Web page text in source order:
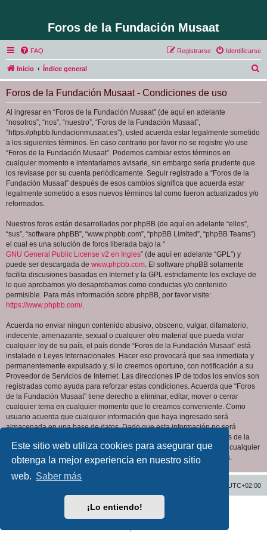
Este sitio web utiliza cookies para asegurar que
obtenga la mejor experiencia en nuestro sitio
web. Saber más
¡Lo entiendo!
Foros de la Fundación Musaat
FAQ Identificarse
Registrarse
Inicio Índice general
u
Foros de la Fundación Musaat - Condiciones de uso
Al ingresar en “Foros de la Fundación Musaat” (de aquí en adelante
“nosotros”, “nos”, “nuestro”, “Foros de la Fundación Musaat”,
“https://phpbb.fundacionmusaat.es”), usted acuerda estar legalmente sometido
a los siguientes términos. En caso contrario por favor no se registre y/o use
“Foros de la Fundación Musaat”. Podemos cambiar estos términos en
cualquier momento e intentaríamos avisarle, sin embargo sería prudente que
los revisase por su cuenta periódicamente. Seguir registrado a “Foros de la
Fundación Musaat” después de esos cambios significa que acuerda estar
legalmente sometido a esos nuevos términos tal como fueron actualizados y/o
reformados.
Nuestros foros están desarrollados por phpBB (de aquí en adelante “ellos”,
“sus”, “software phpBB”, “www.phpbb.com”, “phpBB Limited”, “phpBB Teams”)
el cual es una solución de foros liberada bajo la “
GNU General Public License v2 en Ingles” (de aquí en adelante “GPL”) y
puede ser descargada de www.phpbb.com. El software phpBB solamente
facilita discusiones basadas en Internet y la GPL estrictamente los excluye de
lo que aprobamos y/o desaprobamos como conductas y/o contenido
permisible. Para más información sobre phpBB, por favor visite:
https://www.phpbb.com/.
Acuerda no enviar ningun contenido abusivo, obsceno, vulgar, difamatorio,
indecente, amenazante, sexual o cualquier otro material que pueda violar
cualquier ley de su país, el país donde “Foros de la Fundación Musaat” está
instalado o Leyes Internacionales. Hacer eso provocará que sea inmediata y
permanentemente expulsado y, si lo creemos oportuno, con notificación a su
Proveedor de Servicios de Internet. Las direcciones IP de todos los envíos son
registradas como ayuda para reforzar estas condiciones. Acuerda que “Foros
de la Fundación Musaat” tiene derecho a eliminar, editar, mover o cerrar
cualquier tema en cualquier momento que lo creamos conveniente. Como
usuario acuerda que cualquier información que haya ingresado será
almacenada en una base de datos. Dado que esta información no será
compartida con ninguna tercera parte sin su consentimiento, ni “Foros de la
Fundación Musaat” ni phpBB podrán considerarse responsables por cualquier
intento de hacking que conlleve a que los datos sean comprometidos.
UTC+02:00
Desarrollado porphpBB® Forum Software © phpBB Limited
phpBB España